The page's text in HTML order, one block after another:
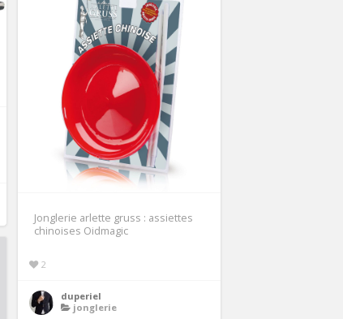
Jonglerie arlette gruss : assiettes
chinoises Oidmagic
2
duperiel
jonglerie